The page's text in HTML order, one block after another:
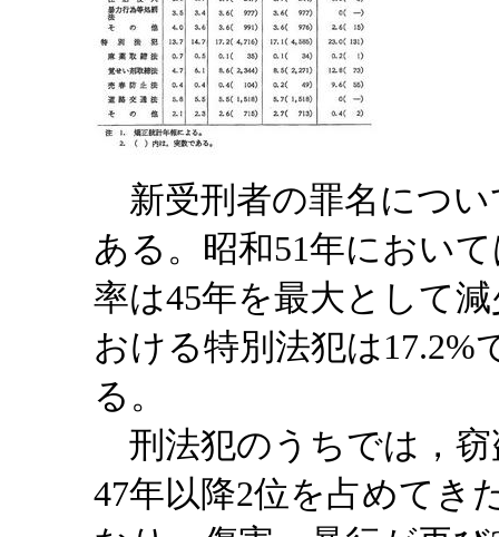
新受刑者の罪名につい
ある。昭和51年におい
率は45年を最大として
おける特別法犯は17.2%
る。
刑法犯のうちでは，窃
47年以降2位を占めてき